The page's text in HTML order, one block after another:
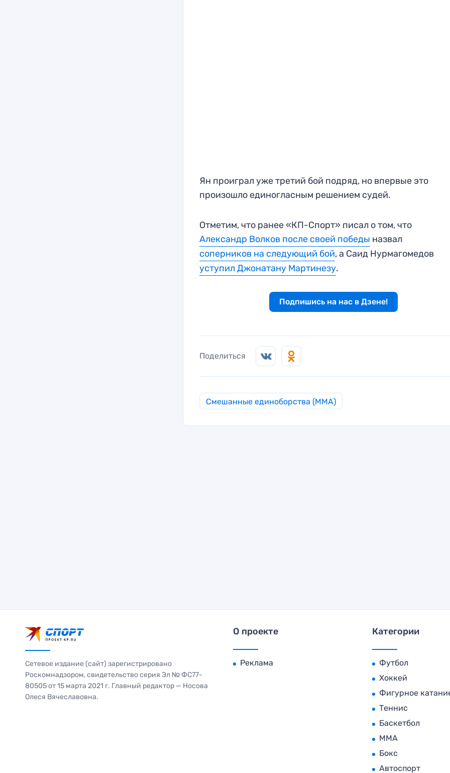
Ян проиграл уже третий бой подряд, но впервые это
произошло единогласным решением судей.
Отметим, что ранее «КП-Спорт» писал о том, что
Александр Волков после своей победы назвал
соперников на следующий бой, а Саид Нурмагомедов
уступил Джонатану Мартинезу.
Подпишись на нас в Дзене!
Поделиться
Смешанные единоборства (MMA)
Сетевое издание (сайт) зарегистрировано
Роскомнадзором, свидетельство серия Эл № ФС77-
80505 от 15 марта 2021 г. Главный редактор — Носова
Олеся Вячеславовна.
О проекте
Реклама
Категории
Футбол
Хоккей
Фигурное
Теннис
Баскетбол
MMA
Бокс
Автоспорт